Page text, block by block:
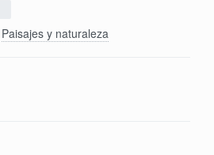
Paisajes y naturaleza